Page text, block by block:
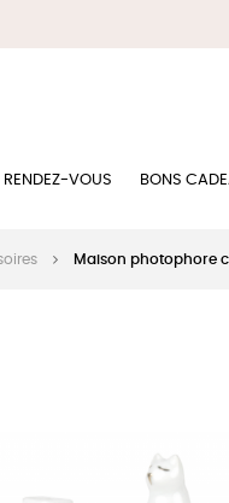
RENDEZ-VOUS BONS
Maison photophore